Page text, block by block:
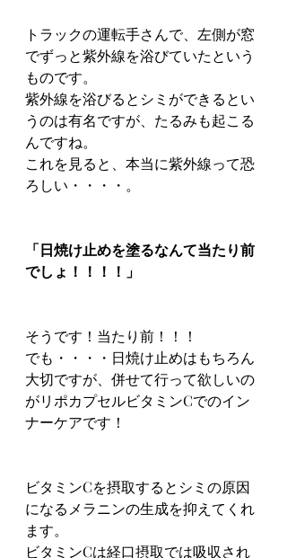
トラックの運転手さんで、左側が窓
でずっと紫外線を浴びていたという
ものです。
紫外線を浴びるとシミができるとい
うのは有名ですが、たるみも起こる
んですね。
これを見ると、本当に紫外線って恐
ろしい・・・・。
「日焼け止めを塗るなんて当たり前
でしょ！！！！」
そうです！当たり前！！！
でも・・・・日焼け止めはもちろん
大切ですが、併せて行って欲しいの
がリポカプセルビタミンCでのイン
ナーケアです！
ビタミンCを摂取するとシミの原因
になるメラニンの生成を抑えてくれ
ます。
ビタミンCは経口摂取では吸収され